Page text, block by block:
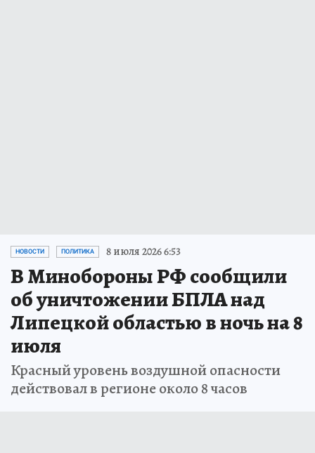
НОВОСТИ ПОЛИТИКА 8 июля 2026 6:53
В Минобороны РФ сообщили
об уничтожении БПЛА над
Липецкой областью в ночь на 8
июля
Красный уровень воздушной опасности
действовал в регионе около 8 часов